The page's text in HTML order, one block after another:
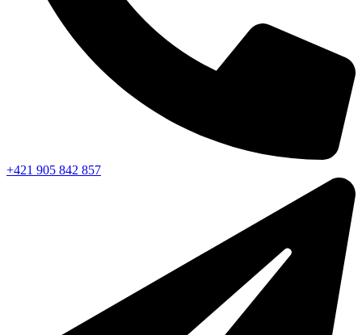
+421 905 842 857